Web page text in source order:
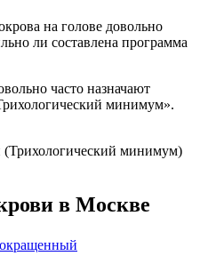
на голове довольно
ли составлена программа
часто назначают
минимум».
в Москве